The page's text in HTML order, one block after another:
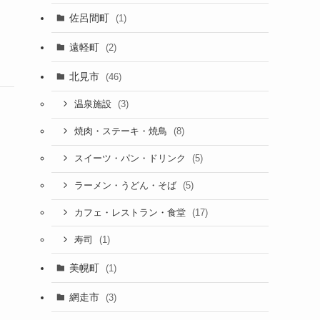
佐呂間町 (1)
遠軽町 (2)
北見市 (46)
温泉施設 (3)
焼肉・ステーキ・焼鳥 (8)
スイーツ・パン・ドリンク (5)
ラーメン・うどん・そば (5)
カフェ・レストラン・食堂 (17)
寿司 (1)
美幌町 (1)
網走市 (3)